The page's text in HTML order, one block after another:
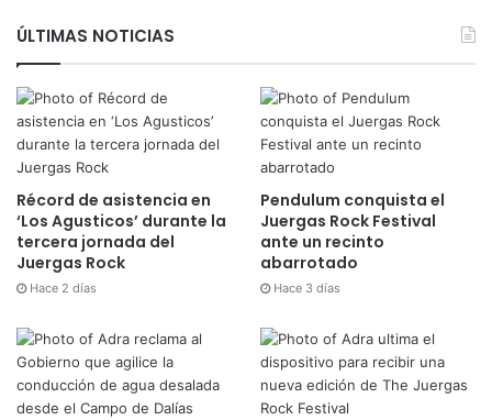
ÚLTIMAS NOTICIAS
Récord de asistencia en
‘Los Agusticos’ durante la
tercera jornada del
Juergas Rock
Hace 2 días
Pendulum conquista el
Juergas Rock Festival
ante un recinto
abarrotado
Hace 3 días